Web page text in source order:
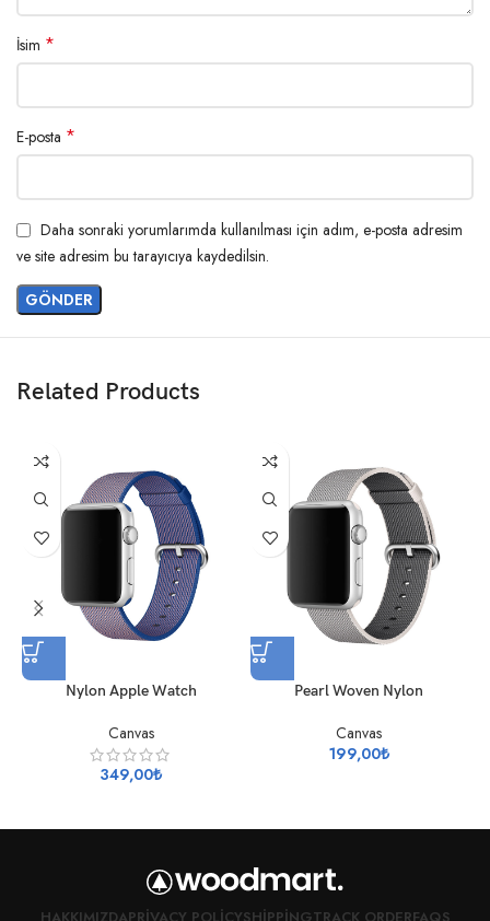
İsim *
E-posta *
Daha sonraki yorumlarımda kullanılması için adım, e-posta adresim
ve site adresim bu tarayıcıya kaydedilsin.
Related Products
Nylon Apple Watch
Canvas
349,00₺
Pearl Woven Nylon
Canvas
199,00₺